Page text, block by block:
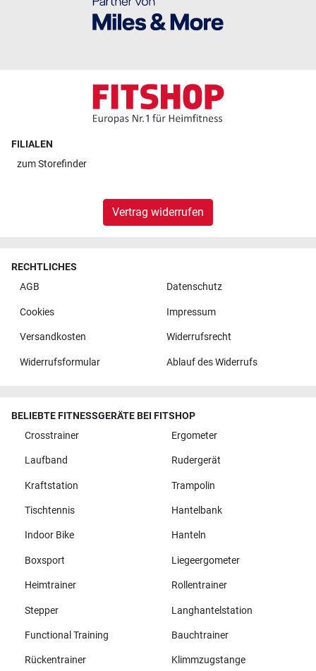
FILIALEN
zumStorefinder
Vertrag widerrufen
RECHTLICHES
AGB
Datenschutz
Cookies Impressum
Versandkosten Widerrufsrecht
Widerrufsformular Ablauf des Widerrufs
BELIEBTE FITNESSGERÄTE BEI FITSHOP
Crosstrainer
Ergometer
Laufband Rudergerät
Kraftstation Trampolin
Tischtennis Hantelbank
Indoor Bike Hanteln
Boxsport Liegeergometer
Heimtrainer Rollentrainer
Stepper Langhantelstation
Functional Training Bauchtrainer
Rückentrainer Klimmzugstange